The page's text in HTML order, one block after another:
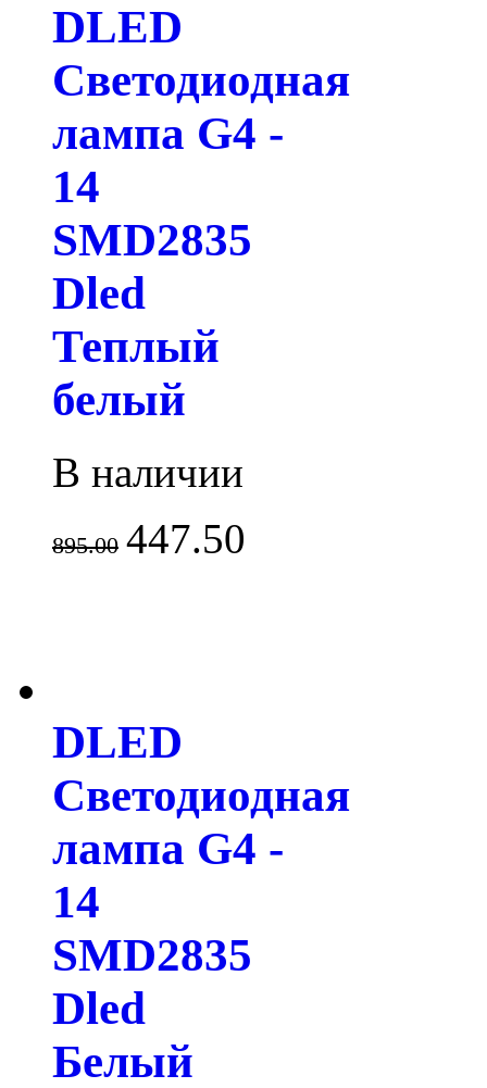
DLED
Светодиодная
лампа G4 -
14
SMD2835
Dled
Теплый
белый
В наличии
895.00 447.50
DLED
Светодиодная
лампа G4 -
14
SMD2835
Dled
Белый